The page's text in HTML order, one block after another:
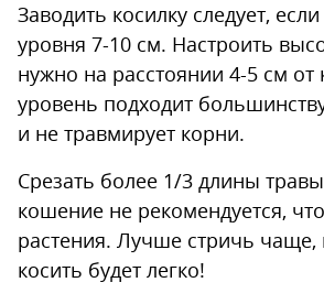
Заводить косилку следует,
уровня 7-10 см. Настроить
нужно на расстоянии 4-5 см от
уровень подходит
и не травмирует корни.
Срезать более 1/3 длины
кошение не рекомендуется,
растения. Лучше стричь чаще,
косить будет легко!